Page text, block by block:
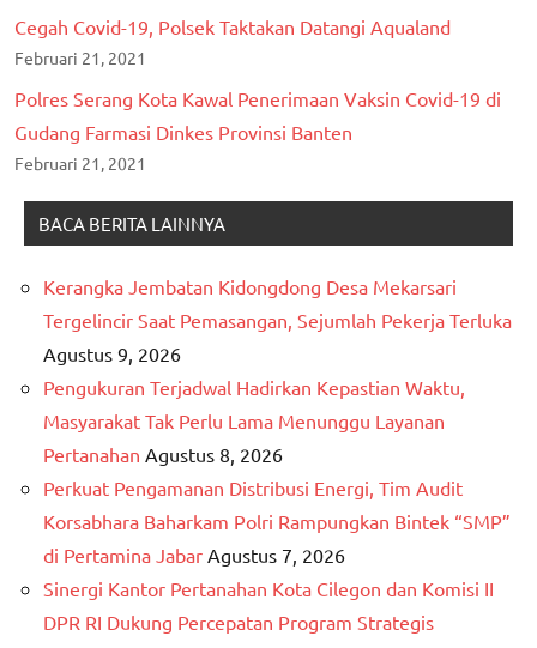
Cegah Covid-19, Polsek Taktakan Datangi Aqualand
Februari 21, 2021
Polres Serang Kota Kawal Penerimaan Vaksin Covid-19 di
Gudang Farmasi Dinkes Provinsi Banten
Februari 21, 2021
BACA BERITA LAINNYA
Kerangka Jembatan Kidongdong Desa Mekarsari
Tergelincir Saat Pemasangan, Sejumlah Pekerja Terluka
Agustus 9, 2026
Pengukuran Terjadwal Hadirkan Kepastian Waktu,
Masyarakat Tak Perlu Lama Menunggu Layanan
Pertanahan Agustus 8, 2026
Perkuat Pengamanan Distribusi Energi, Tim Audit
Korsabhara Baharkam Polri Rampungkan Bintek “SMP”
di Pertamina Jabar Agustus 7, 2026
Sinergi Kantor Pertanahan Kota Cilegon dan Komisi II
DPR RI Dukung Percepatan Program Strategis